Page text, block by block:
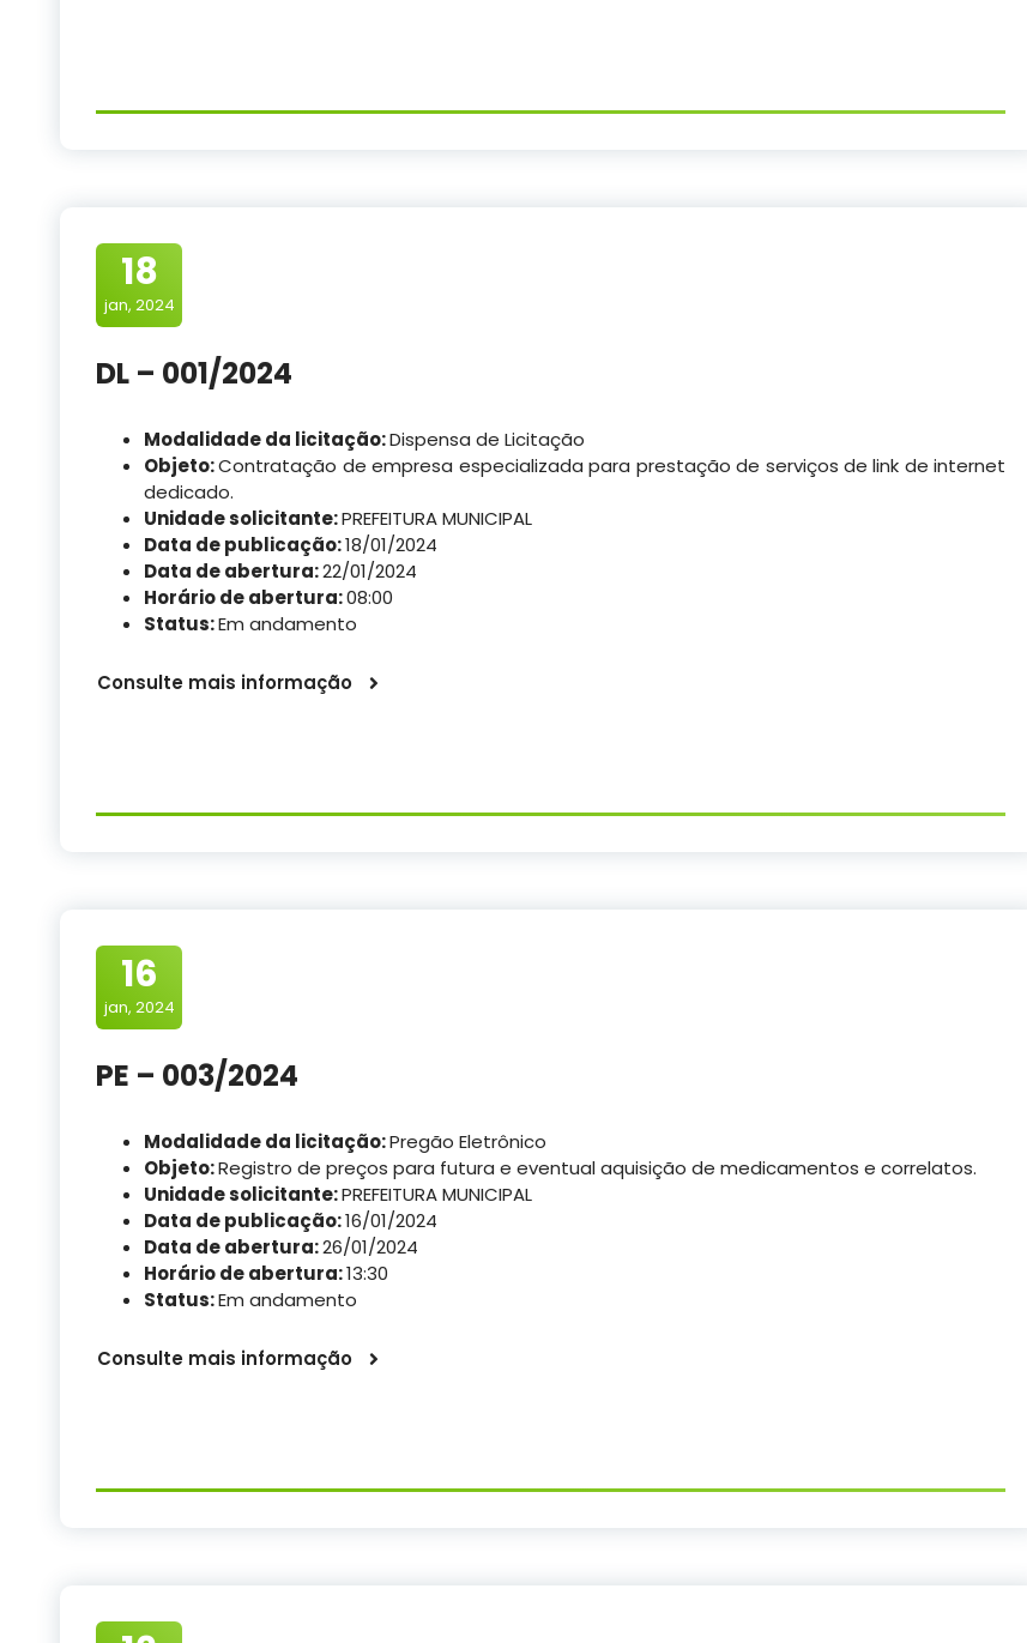
18
jan, 2024
DL – 001/2024
Modalidade da licitação:Dispensa de Licitação
Objeto:Contratação de empresa especializada para prestação de serviços de link de internet
dedicado.
Unidade solicitante:PREFEITURA MUNICIPAL
Data de publicação:18/01/2024
Data de abertura:22/01/2024
Horário de abertura:08:00
Status:Em andamento
Consulte mais informação
16
jan, 2024
PE – 003/2024
Modalidade da licitação:Pregão Eletrônico
Objeto:Registro de preços para futura e eventual aquisição de medicamentos e correlatos.
Unidade solicitante:PREFEITURA MUNICIPAL
Data de publicação:16/01/2024
Data de abertura:26/01/2024
Horário de abertura:13:30
Status:Em andamento
Consulte mais informação